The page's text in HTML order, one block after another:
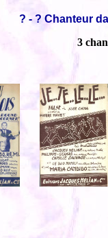
? - ? Chanteur
3